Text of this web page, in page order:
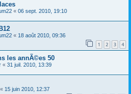
« 06 sept. 2010, 19:10
« 18 août 2010, 09:36
1 2 3 4
les annÃ©es 50
« 31 juil. 2010, 13:39
« 15 juin 2010, 12:37